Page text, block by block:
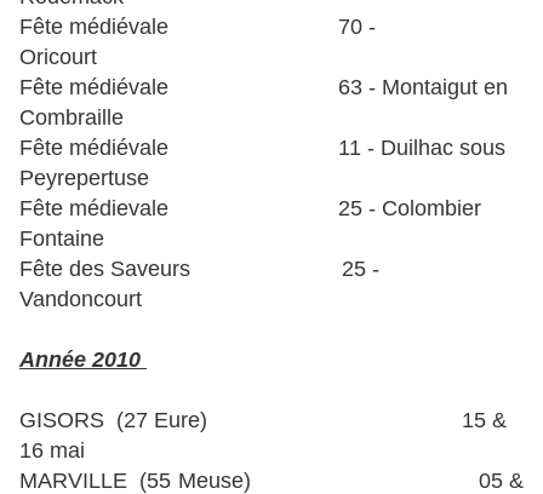
Fête médiévale 70 -
Oricourt
Fête médiévale 63 - Montaigut en
Combraille
Fête médiévale 11 - Duilhac sous
Peyrepertuse
Fête médievale 25 - Colombier
Fontaine
Fête des Saveurs 25 -
Vandoncourt
Année 2010
GISORS (27 Eure)
15 &
16 mai
MARVILLE (55 Meuse) 05 &